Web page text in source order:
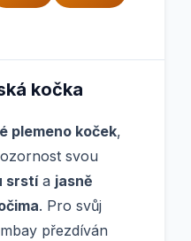
kočka
plemeno koček,
svou
srstía jasně
. Pro svůj
přezdíván